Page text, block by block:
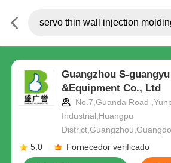
Guangzhou S-
&Equipment Co., Ltd
No.7,Guanda Road
Industrial,Huangpu
5.0
Fornecedor verificado